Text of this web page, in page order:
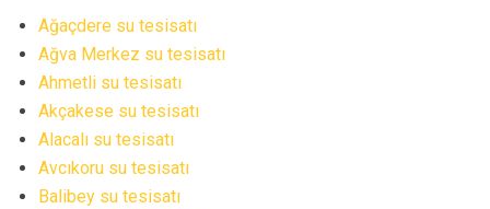
Ağaçdere su tesisatı
Ağva Merkez su tesisatı
Ahmetli su tesisatı
Akçakese su tesisatı
Alacalı su tesisatı
Avcıkoru su tesisatı
Balibey su tesisatı